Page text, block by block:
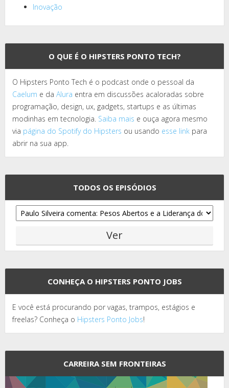
Inovação
O QUE É O HIPSTERS PONTO TECH?
O Hipsters Ponto Tech é o podcast onde o pessoal da
Caelum e da Alura entra em discussões acaloradas sobre
programação, design, ux, gadgets, startups e as últimas
modinhas em tecnologia. Saiba mais e ouça agora mesmo
via página do Spotify do Hipsters ou usando esse link para
abrir na sua app.
TODOS OS EPISÓDIOS
CONHEÇA O HIPSTERS PONTO JOBS
E você está procurando por vagas, trampos, estágios e
freelas? Conheça o Hipsters Ponto Jobs!
CARREIRA SEM FRONTEIRAS